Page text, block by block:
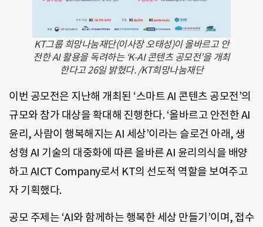
KT그룹 희망나눔재단(이사장 오태성)이 올바르고 안
전한 AI 활용을 독려하는 ‘K-AI 콘텐츠 공모전’을 개최
한다고 26일 밝혔다. /KT희망나눔재단
이번 공모전은 지난해 개최된 ‘스마트 AI 콘텐츠 공모전’의
규모와 참가 대상을 확대해 진행한다. ‘올바르고 안전한 AI
윤리, 사람이 행복해지는 AI 세상’이라는 슬로건 아래, 생
성형 AI 기술의 대중화에 따른 올바른 AI 윤리의식을 배양
하고 AICT Company로서 KT의 선도적 역할을 보여주고
자 기획했다.
공모 주제는 ‘AI와 함께하는 행복한 세상 만들기’이며, 접수